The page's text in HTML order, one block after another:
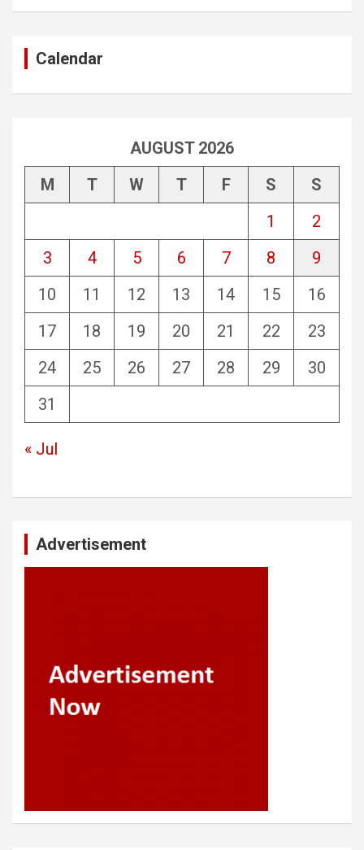
Calendar
AUGUST 2026
M
T W T F S
S
1
2
3
4 5 6 7 8
9
10
11 12 13 14 15
16
17
18 19 20 21 22
23
24
25 26 27 28 29
30
31
« Jul
Advertisement